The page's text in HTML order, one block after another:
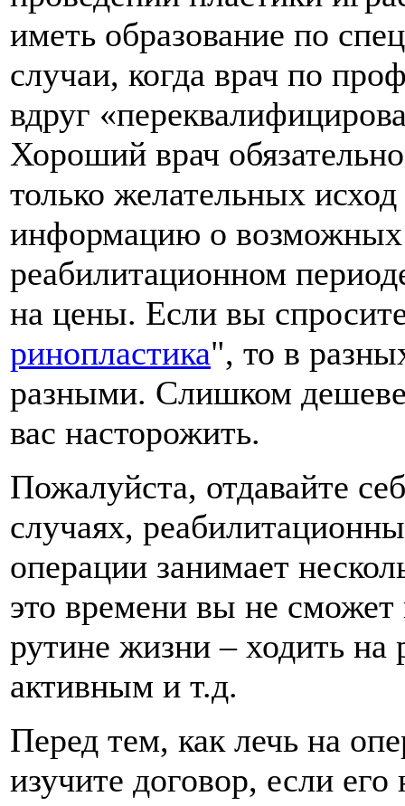
иметь образование по
случаи, когда врач по
вдруг
Хороший врач
только желательных
информацию о возможных
реабилитационном
на цены. Если вы
ринопластика", то в
разными. Слишком
вас насторожить.
Пожалуйста, отдавайте
случаях,
операции занимает
это времени вы не
рутине жизни – ходить на
активным и т.д.
Перед тем, как лечь на
изучите договор, если